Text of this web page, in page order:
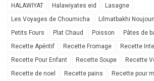
HALAWIYAT
Halawiyates eid
Lasagne
Les Voyages de Choumicha
Lilmatbakhi
Petits Fours
Plat Chaud Poisson Pâtes de
Recette Apéritif
Recette Fromage
Recette
Recette Pour Enfant
Recette Soupe
Recette
Recette de noel
Recette pains Recette pour